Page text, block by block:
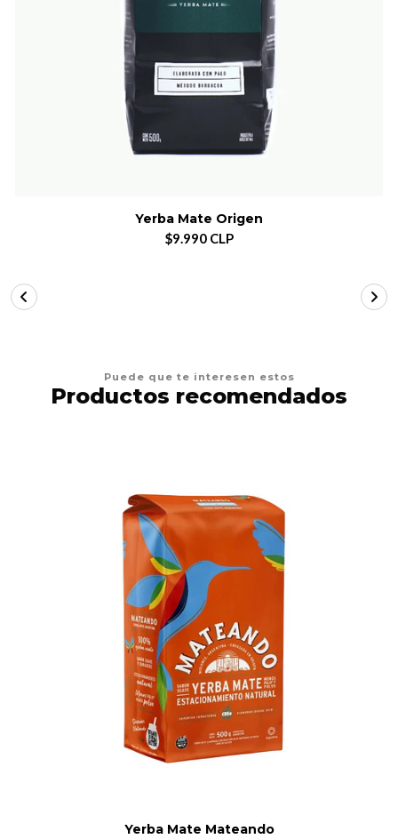
Yerba Mate Origen
$9.990 CLP
Puede que te interesen estos
Productos recomendados
Yerba Mate Mateando